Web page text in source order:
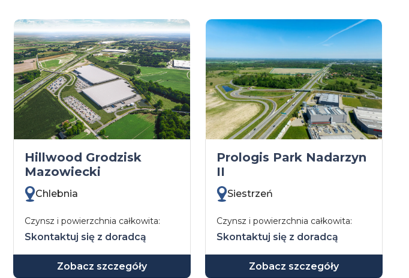
Hillwood Grodzisk
Mazowiecki
Chlebnia
Czynsz i powierzchnia całkowita:
Skontaktuj się z doradcą
Zobacz szczegóły
Prologis Park Nadarzyn
II
Siestrzeń
Czynsz i powierzchnia całkowita:
Skontaktuj się z doradcą
Zobacz szczegóły